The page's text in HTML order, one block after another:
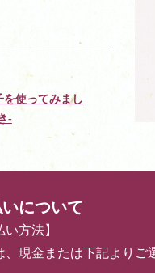
を使ってみまし
-
について
い方法】
、現金または下記よりご